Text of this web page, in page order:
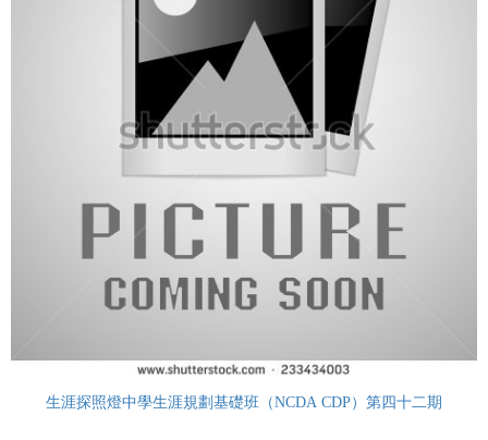
生涯探照燈中學生涯規劃基礎班（NCDA CDP）第四十二期